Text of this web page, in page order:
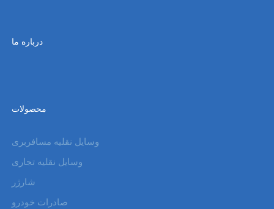
درباره ما
محصولات
وسایل نقلیه مسافربری
وسایل نقلیه تجاری
شارژر
صادرات خودرو